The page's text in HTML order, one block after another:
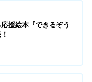
援絵本『できるぞう